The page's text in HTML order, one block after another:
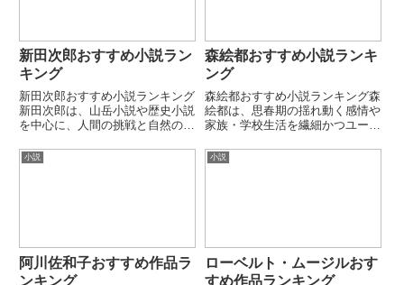
新田次郎おすすめ小説ラン
キング
新田次郎おすすめ小説ランキング
新田次郎は、山岳小説や歴史小説
を中心に、人間の挑戦と自然の厳
物や登山家を題材にしながら、極
森絵都おすすめ小説ランキ
ング
森絵都おすすめ小説ランキング森
絵都は、思春期の揺れ動く感情や
家族・学校生活を繊細かつユーモ
す。児童文学から一般文芸まで幅
小説
阿川佐和子おすすめ作品ラ
ンキング
小説
ローベルト・ムージルおす
すめ作品ランキング